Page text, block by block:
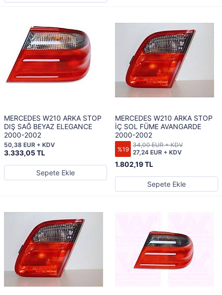
MERCEDES W210 ARKA STOP
DIŞ SAĞ BEYAZ ELEGANCE
2000-2002
3.333,05 TL
50,38 EUR + KDV
Sepete Ekle
MERCEDES W210 ARKA STOP
İÇ SOL FÜME AVANGARDE
2000-2002
%19
1.802,19 TL
27,24 EUR + KDV
34,00 EUR + KDV
Sepete Ekle